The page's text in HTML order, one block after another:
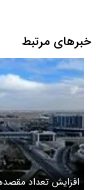
خبرهای مرتبط
افزایش تعداد